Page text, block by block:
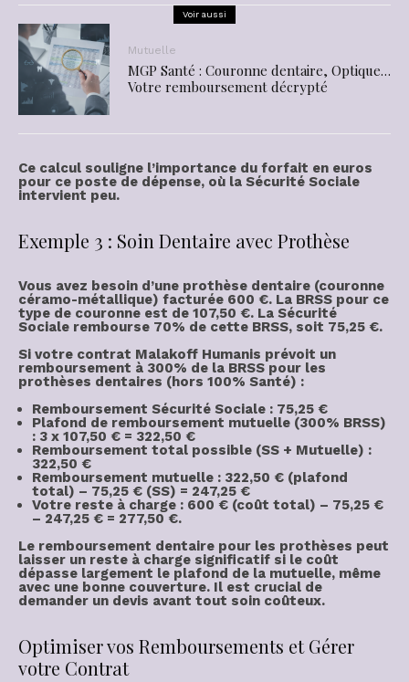
Voir aussi
Mutuelle
MGP Santé : Couronne dentaire, Optique…
Votre remboursement décrypté
Ce calcul souligne l’importance du forfait en euros
pour ce poste de dépense, où la Sécurité Sociale
intervient peu.
Exemple 3 : Soin Dentaire avec Prothèse
Vous avez besoin d’une prothèse dentaire (couronne
céramo-métallique) facturée 600 €. La BRSS pour ce
type de couronne est de 107,50 €. La Sécurité
Sociale rembourse 70% de cette BRSS, soit 75,25 €.
Si votre contrat Malakoff Humanis prévoit un
remboursement à 300% de la BRSS pour les
prothèses dentaires (hors 100% Santé) :
Remboursement Sécurité Sociale : 75,25 €
Plafond de remboursement mutuelle (300% BRSS)
: 3 x 107,50 € = 322,50 €
Remboursement total possible (SS + Mutuelle) :
322,50 €
Remboursement mutuelle : 322,50 € (plafond
total) – 75,25 € (SS) = 247,25 €
Votre reste à charge : 600 € (coût total) – 75,25 €
– 247,25 € = 277,50 €.
Le remboursement dentaire pour les prothèses peut
laisser un reste à charge significatif si le coût
dépasse largement le plafond de la mutuelle, même
avec une bonne couverture. Il est crucial de
demander un devis avant tout soin coûteux.
Optimiser vos Remboursements et Gérer
votre Contrat